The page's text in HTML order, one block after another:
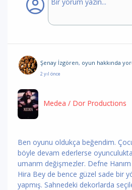
Şenay İzgören, oyun hakkında
2 yıl önce
Medea / Dor Productions
Ben oyunu oldukça beğendim.
böyle devam ederlerse
umarım değişmezler. Defne
Hira Bey de bence güzel sade bir
yapmış. Sahnedeki dekorlarda